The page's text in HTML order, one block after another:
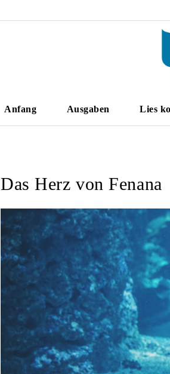
Anfang Ausgaben Lies
Das Herz von Fenana